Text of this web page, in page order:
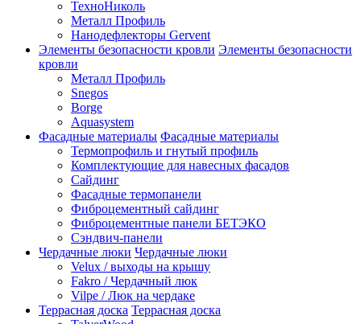
ТехноНиколь
Металл Профиль
Нанодефлекторы Gervent
Элементы безопасности кровли Элементы безопасности
кровли
Металл Профиль
Snegos
Borge
Aquasystem
Фасадные материалы Фасадные материалы
Термопрофиль и гнутый профиль
Комплектующие для навесных фасадов
Сайдинг
Фасадные термопанели
Фиброцементный сайдинг
Фиброцементные панели БЕТЭКО
Сэндвич-панели
Чердачные люки Чердачные люки
Velux / выходы на крышу
Fakro / Чердачный люк
Vilpe / Люк на чердаке
Террасная доска Террасная доска